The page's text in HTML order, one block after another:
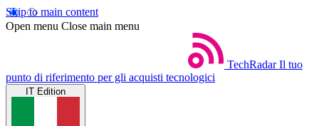
Skip to main content
Open menu Close main menu
TechRadar Il tuo
punto di riferimento per gli acquisti tecnologici
IT Edition